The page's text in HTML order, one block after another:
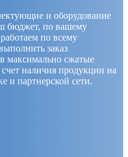
и оборудование
бюджет, по вашему
по всему
заказ
максимально сжатые
наличия продукции на
и партнерской сети.